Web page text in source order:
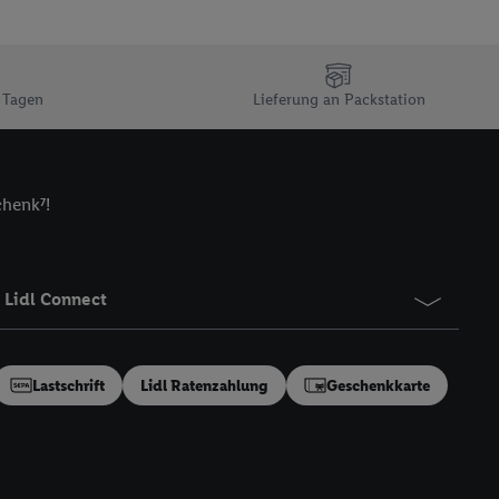
Lieferung an Packstation
Lidl Connect
Lastschrift Lidl Ratenzahlung Geschenkkarte
bestehendes Lidl
Online-Kennung
verwenden
auszuspielen.
Technologie in
verfügbar ist.
und einer
Kennung
speziell zur
generell zu
„Nutzung der
(nur für